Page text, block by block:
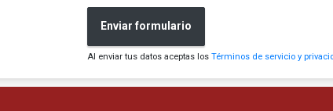
Enviar formulario
Al enviar tus datos aceptas losTérminos de servicio y